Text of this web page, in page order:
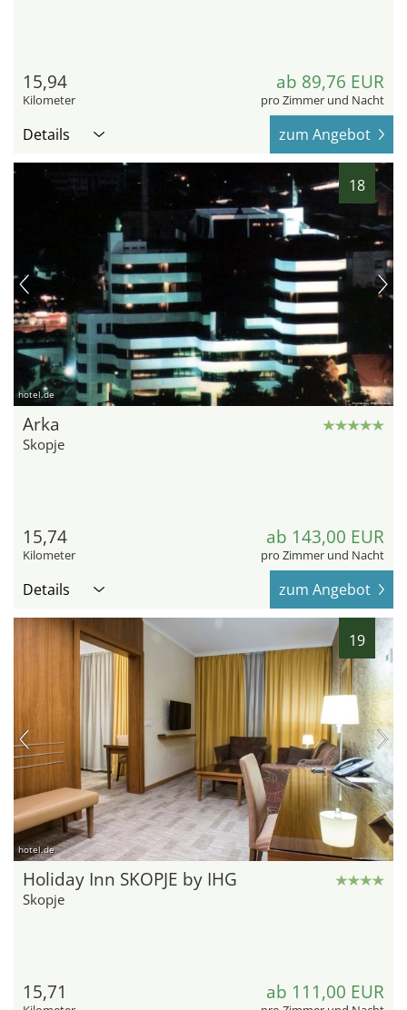
15,94
Kilometer
ab 89,76 EUR
pro Zimmer und Nacht
Details zum Angebot
18
hotel.de
Arka
Skopje
15,74
Kilometer
ab 143,00 EUR
pro Zimmer und Nacht
Details zum Angebot
19
hotel.de
Holiday Inn SKOPJE by IHG
Skopje
15,71 ab 111,00 EUR